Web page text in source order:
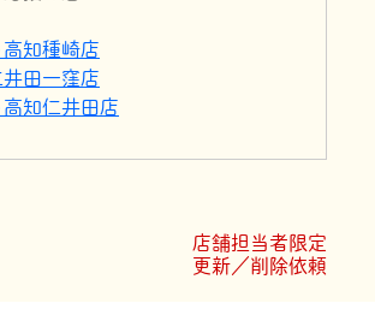
知種崎店
田一窪店
知仁井田店
と
店舗担当者限定
更新／削除依頼